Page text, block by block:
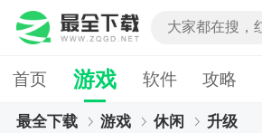
首页 游戏 软件 攻略
最全下载 游戏 休闲 升级